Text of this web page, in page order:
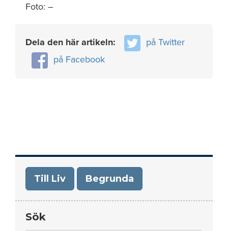
Foto: –
Dela den här artikeln:
på Twitter
på Facebook
Till Liv Begrunda
Sök